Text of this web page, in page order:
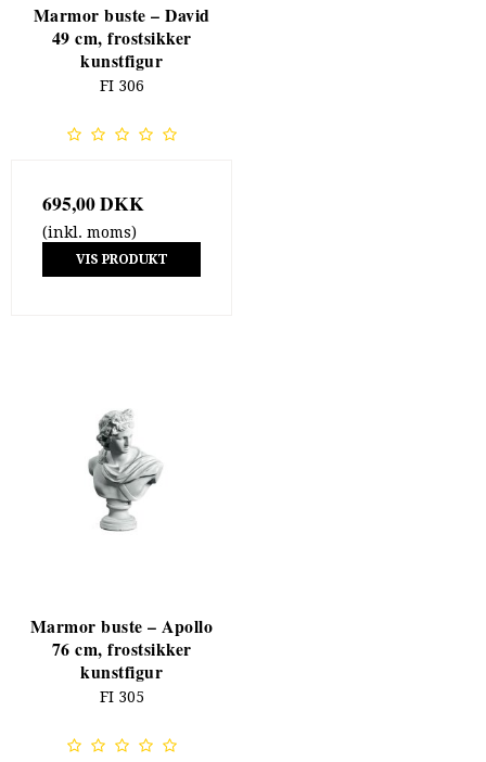
Marmor buste – David
49 cm, frostsikker
kunstfigur
FI 306
695,00 DKK
(inkl. moms)
VIS PRODUKT
Marmor buste – Apollo
76 cm, frostsikker
kunstfigur
FI 305